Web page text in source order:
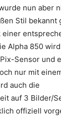
nun aber
Stil bekannt
einer
Alpha 850
Sensor und
nur mit
auch die
auf 3 Bilder/
offiziell